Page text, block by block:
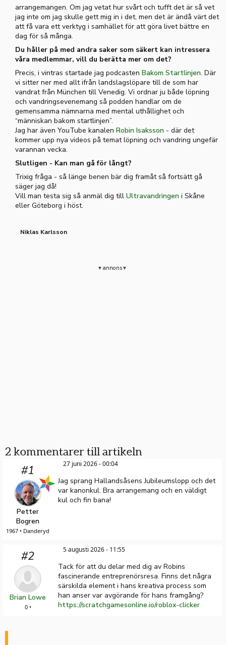
arrangemangen. Om jag vetat hur svårt och tufft det är så vet
jag inte om jag skulle gett mig in i det, men det är ändå värt det
att få vara ett verktyg i samhället för att göra livet bättre en
dag för så många.
Du håller på med andra saker som säkert kan intressera
våra medlemmar, vill du berätta mer om det?
Precis, i vintras startade jag podcasten Bakom Startlinjen. Där
vi sitter ner med allt ifrån landslagslöpare till de som har
vandrat från München till Venedig. Vi ordnar ju både löpning
och vandringsevenemang så podden handlar om de
gemensamma nämnarna med mental uthållighet och
“människan bakom startlinjen”.
Jag har även YouTube kanalen Robin Isaksson - där det
kommer upp nya videos på temat löpning och vandring ungefär
varannan vecka.
Slutligen - Kan man gå för långt?
Trixig fråga - så länge benen bär dig framåt så fortsätt gå
säger jag då!
Vill man testa sig så anmäl dig till Ultravandringen i Skåne
eller Göteborg i höst.
Niklas Karlsson
annons
2 kommentarer till artikeln
#1
Petter
Bogren
1967 • Danderyd
27 juni 2026 - 00:04
Jag sprang Hallandsåsens Jubileumslopp och det
var kanonkul. Bra arrangemang och en väldigt
kul och fin bana!
#2
Brian Lowe
0 •
5 augusti 2026 - 11:55
Tack för att du delar med dig av Robins
fascinerande entreprenörsresa. Finns det några
särskilda element i hans kreativa process som
han anser var avgörande för hans framgång?
https://scratchgamesonline.io/roblox-clicker